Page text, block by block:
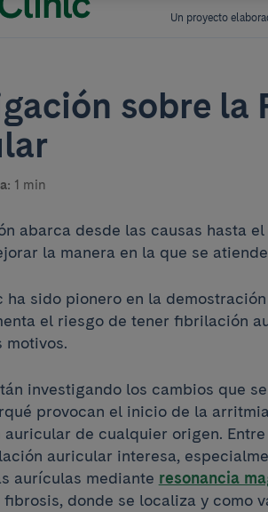
Un proyecto
sobre la
1 min
abarca desde las causas hasta
la manera en la que se
ha sido pionero en la
el riesgo de tener fibrilación
motivos.
investigando los cambios que
provocan el inicio de la
de cualquier origen.
auricular interesa,
aurículas mediante resonancia
donde se localiza y como